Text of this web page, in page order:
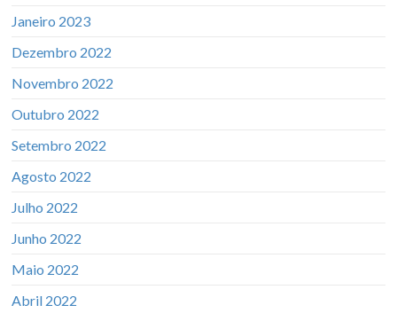
Janeiro 2023
Dezembro 2022
Novembro 2022
Outubro 2022
Setembro 2022
Agosto 2022
Julho 2022
Junho 2022
Maio 2022
Abril 2022